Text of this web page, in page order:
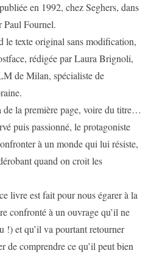
en 1992, chez Seghers, dans
Paul Fournel.
le texte original sans modification,
rédigée par Laura Brignoli,
de Milan, spécialiste de
de la première page, voire du titre…
puis passionné, le protagoniste
à un monde qui lui résiste,
quand on croit les
livre est fait pour nous égarer à la
confronté à un ouvrage qu’il ne
!) et qu’il va pourtant retourner
de comprendre ce qu’il peut bien